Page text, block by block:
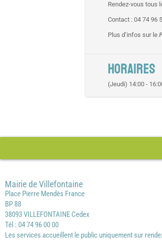
Rendez-vous tous
Contact : 04 74 96
Plus d’infos sur le
HORAIRES
(Jeudi) 14:00 -
Mairie de Villefontaine
Place Pierre Mendès France
BP 88
38093 VILLEFONTAINE Cedex
Tél : 04 74 96 00 00
Les services accueillent le public uniquement sur